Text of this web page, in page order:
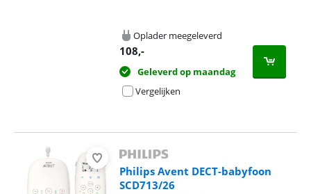
Oplader meegeleverd
108,-
Geleverd op maandag
Vergelijken
Philips Avent DECT-babyfoon
SCD713/26